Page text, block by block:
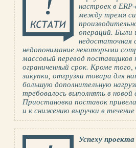
настроек в
между тремя
операций. Были
недостаточная
недопонимание некоторыми
массовый перевод
ограниченный срок. Кроме
закупки, отгрузки товара для
большую дополнительную
требовалось выполнять в
Приостановка поставок
и к снижению выручки в течение
Успеху